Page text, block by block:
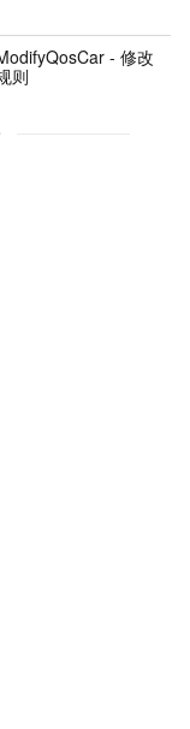
- 修改
则